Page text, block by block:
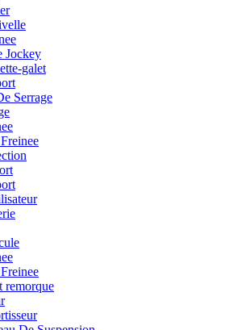
Jockey
galet
Serrage
remorque